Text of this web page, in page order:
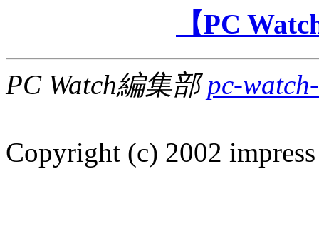
【PC
PC Watch編集部pc-
Copyright (c) 2002